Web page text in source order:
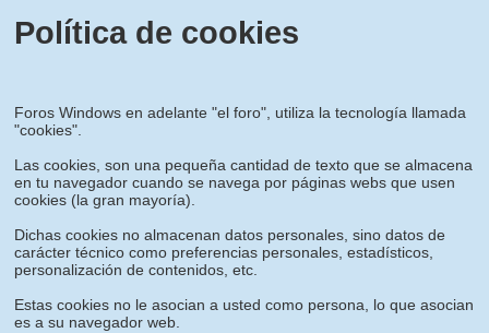
Política de cookies
Foros Windows en adelante "el foro", utiliza la tecnología llamada
"cookies".
Las cookies, son una pequeña cantidad de texto que se almacena
en tu navegador cuando se navega por páginas webs que usen
cookies (la gran mayoría).
Dichas cookies no almacenan datos personales, sino datos de
carácter técnico como preferencias personales, estadísticos,
personalización de contenidos, etc.
Estas cookies no le asocian a usted como persona, lo que asocian
es a su navegador web.